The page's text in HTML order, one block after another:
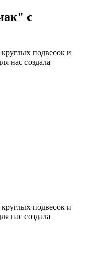
с
подвесок и
нас создала
подвесок и
нас создала